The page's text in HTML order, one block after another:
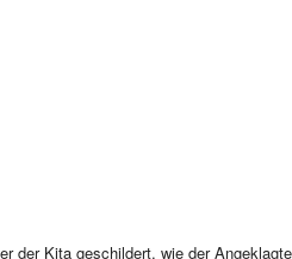
der Kita geschildert, wie der